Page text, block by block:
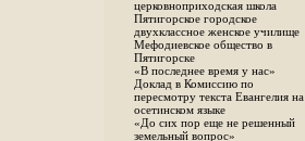
церковноприходская школа
Пятигорское городское
двухклассное женское училище
Мефодиевское общество в
Пятигорске
«В последнее время у нас»
Доклад в Комиссию по
пересмотру текста Евангелия на
осетинском языке
«До сих пор еще не решенный
земельный вопрос»